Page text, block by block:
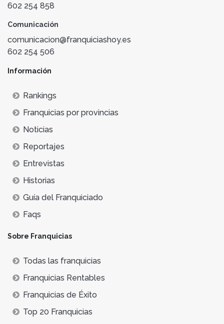
602 254 858
Comunicación
comunicacion@franquiciashoy.es
602 254 506
Información
Rankings
Franquicias por provincias
Noticias
Reportajes
Entrevistas
Historias
Guía del Franquiciado
Faqs
Sobre Franquicias
Todas las franquicias
Franquicias Rentables
Franquicias de Éxito
Top 20 Franquicias